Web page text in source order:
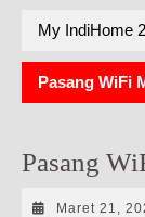
My IndiHome
Pasang WiFi
Pasang
Maret 21,